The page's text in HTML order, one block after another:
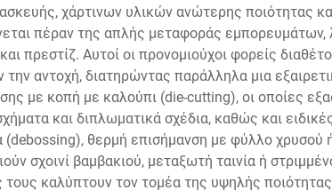
χάρτινων υλικών ανώτερης ποιότητας
πέραν της απλής μεταφοράς εμπορευμάτων,
πρεστίζ. Αυτοί οι προνομιούχοι φορείς
αντοχή, διατηρώντας παράλληλα μια
με κοπή με καλούπι (die-cutting), οι οποίες
και διπλωματικά σχέδια, καθώς και
θερμή επισήμανση με φύλλο χρυσού
σχοινί βαμβακιού, μεταξωτή ταινία ή
καλύπτουν τον τομέα της υψηλής ποιότητας